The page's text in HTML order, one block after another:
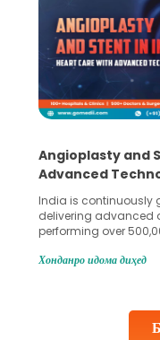
in India: Heart
immense traction in
cost-effective cardiac
angioplasty procedures
like angioplasty